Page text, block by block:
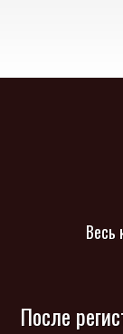
Весь
После